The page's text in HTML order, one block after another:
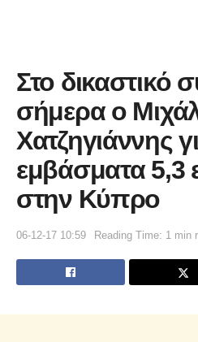
Στο δικαστικό
σήμερα ο
Χατζηγιάννης
εμβάσματα 5,3
στην Κύπρο
06-12-17 10:59 Reading Time: 1 min